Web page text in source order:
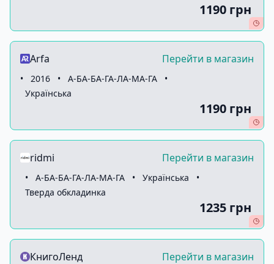
1190 грн
Arfa Перейти в магазин
• 2016 • А-БА-БА-ГА-ЛА-МА-ГА
•
Українська
1190 грн
ridmi Перейти в магазин
• А-БА-БА-ГА-ЛА-МА-ГА • Українська
•
Тверда обкладинка
1235 грн
КнигоЛенд Перейти в магазин